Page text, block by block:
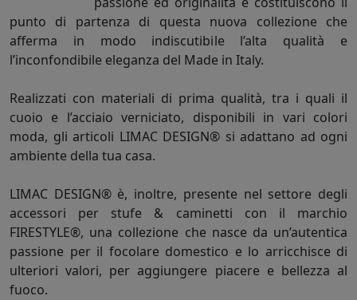
punto di partenza di questa nuova collezione che
afferma in modo indiscutibile l’alta qualità e
l’inconfondibile eleganza del Made in Italy.
Realizzati con materiali di prima qualità, tra i quali il
cuoio e l’acciaio verniciato, disponibili in vari colori
moda, gli articoli LIMAC DESIGN® si adattano ad ogni
ambiente della tua casa.
LIMAC DESIGN® è, inoltre, presente nel settore degli
accessori per stufe & caminetti con il marchio
FIRESTYLE®, una collezione che nasce da un’autentica
passione per il focolare domestico e lo arricchisce di
ulteriori valori, per aggiungere piacere e bellezza al
fuoco.